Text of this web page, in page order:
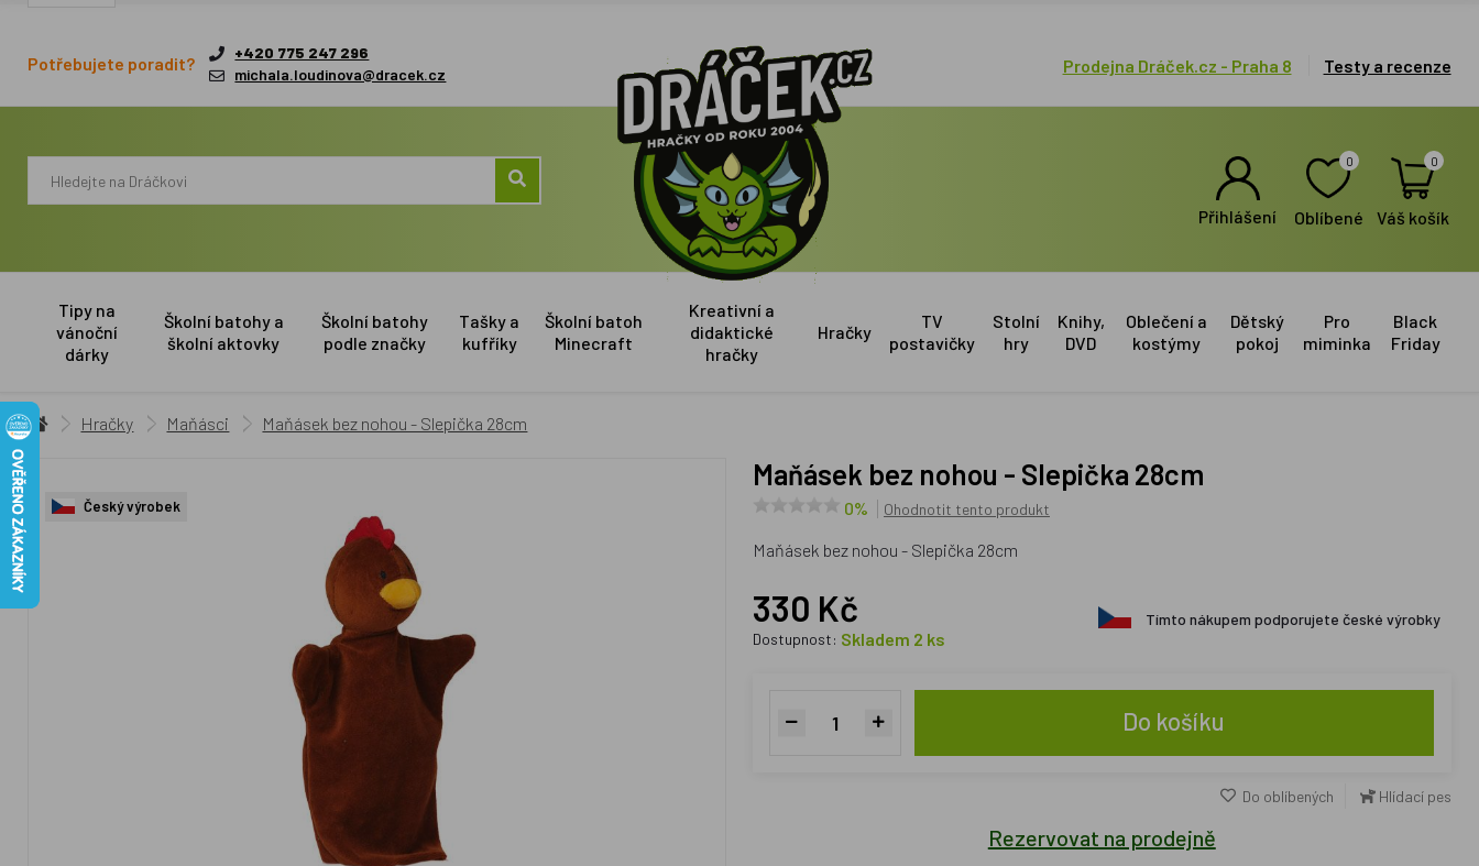
Potřebujete poradit?
+420 775 247 296
michala.loudinova@dracek.cz
Prodejna Dráček.cz - Praha 8 Testy a recenze
Přihlášení
0
Oblíbené
0
Váš košík
Tipy na
vánoční
dárky
Školní batohy a
školní aktovky
Školní batohy
podle značky
Tašky a
kufříky
Školní batoh
Minecraft
Kreativní a
didaktické
hračky
Hračky
TV
postavičky
Stolní
hry
Knihy,
DVD
Oblečení a
kostýmy
Dětský
pokoj
Pro
miminka
Black
Friday
Hračky Maňásci Maňásek bez nohou - Slepička 28cm
Český výrobek
Maňásek bez nohou - Slepička 28cm
0% Ohodnotit tento produkt
Maňásek bez nohou - Slepička 28cm
330 Kč
Dostupnost: Skladem 2 ks
Tímto nákupem podporujete české výrobky
Do košíku
Do oblíbených Hlídací pes
Rezervovat na prodejně